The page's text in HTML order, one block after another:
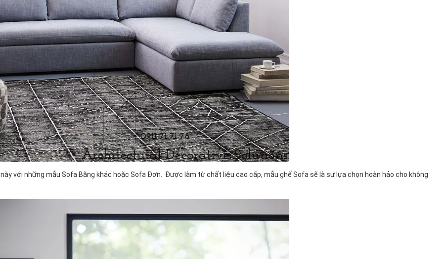
này với những mẫu Sofa Băng khác hoặc Sofa Đơn. Được làm từ chất liệu cao cấp, mẫu ghế Sofa sẽ là sự lựa chọn hoàn hảo cho không